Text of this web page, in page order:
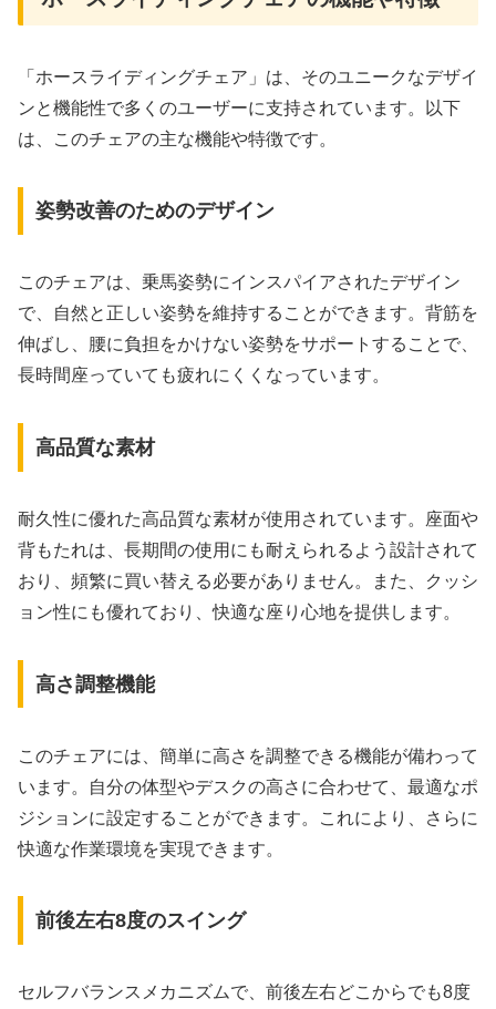
「ホースライディングチェア」は、そのユニークなデザイ
ンと機能性で多くのユーザーに支持されています。以下
は、このチェアの主な機能や特徴です。
姿勢改善のためのデザイン
このチェアは、乗馬姿勢にインスパイアされたデザイン
で、自然と正しい姿勢を維持することができます。背筋を
伸ばし、腰に負担をかけない姿勢をサポートすることで、
長時間座っていても疲れにくくなっています。
高品質な素材
耐久性に優れた高品質な素材が使用されています。座面や
背もたれは、長期間の使用にも耐えられるよう設計されて
おり、頻繁に買い替える必要がありません。また、クッシ
ョン性にも優れており、快適な座り心地を提供します。
高さ調整機能
このチェアには、簡単に高さを調整できる機能が備わって
います。自分の体型やデスクの高さに合わせて、最適なポ
ジションに設定することができます。これにより、さらに
快適な作業環境を実現できます。
前後左右8度のスイング
セルフバランスメカニズムで、前後左右どこからでも8度